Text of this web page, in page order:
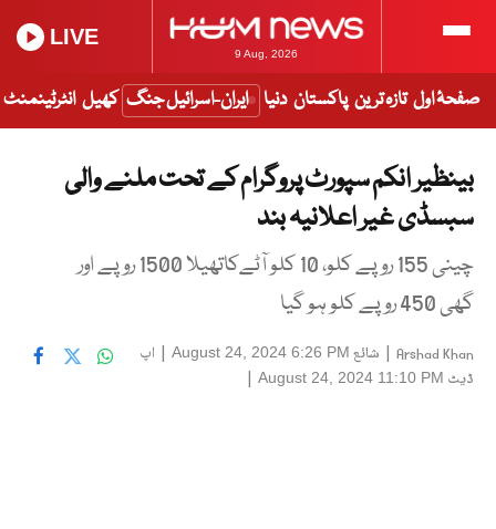
9 Aug, 2026
LIVE
صفحۂ اول تازہ ترین پاکستان دنیا ایران-اسرائیل جنگ کھیل انٹرٹینمنٹ
بینظیر انکم سپورٹ پروگرام کے تحت ملنے والی
سبسڈی غیر اعلانیہ بند
چینی 155 روپے کلو، 10 کلو آٹےکاتھیلا 1500 روپے اور
گھی 450 روپے کلو ہو گیا
Arshad Khan
| شائع August 24, 2024 6:26 PM
| اپ
ڈیٹ August 24, 2024 11:10 PM
|